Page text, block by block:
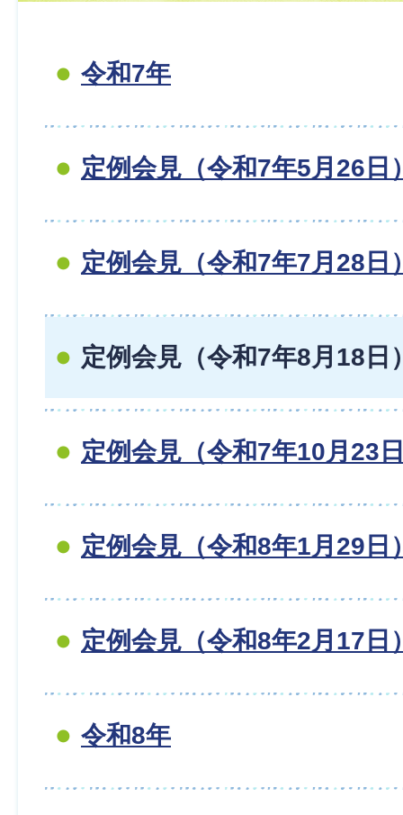
令和7年
定例会見（令和7年5月26日
定例会見（令和7年7月28日
定例会見（令和7年8月18日
定例会見（令和7年10月23
定例会見（令和8年1月29日
定例会見（令和8年2月17日
令和8年